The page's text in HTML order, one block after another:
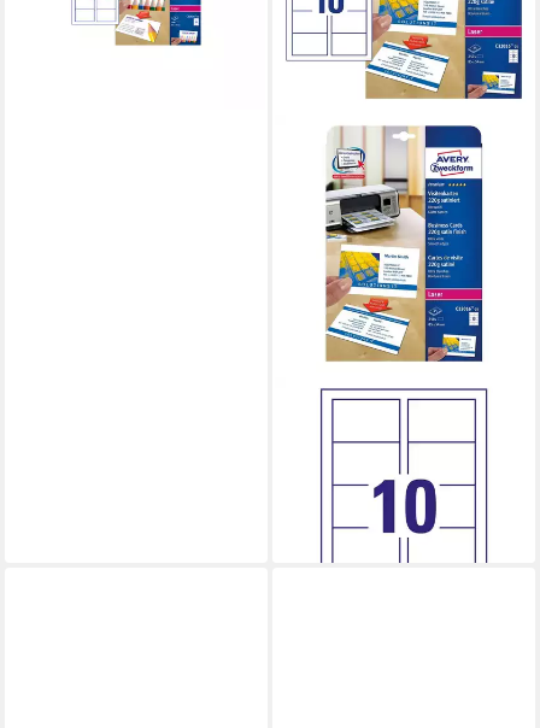
lieferbar - in 4-5 Werktagen bei dir
AVERY ZWECKFORM
Perforation, 220 g/m²
lieferbar - in 2-3 Werktagen bei dir